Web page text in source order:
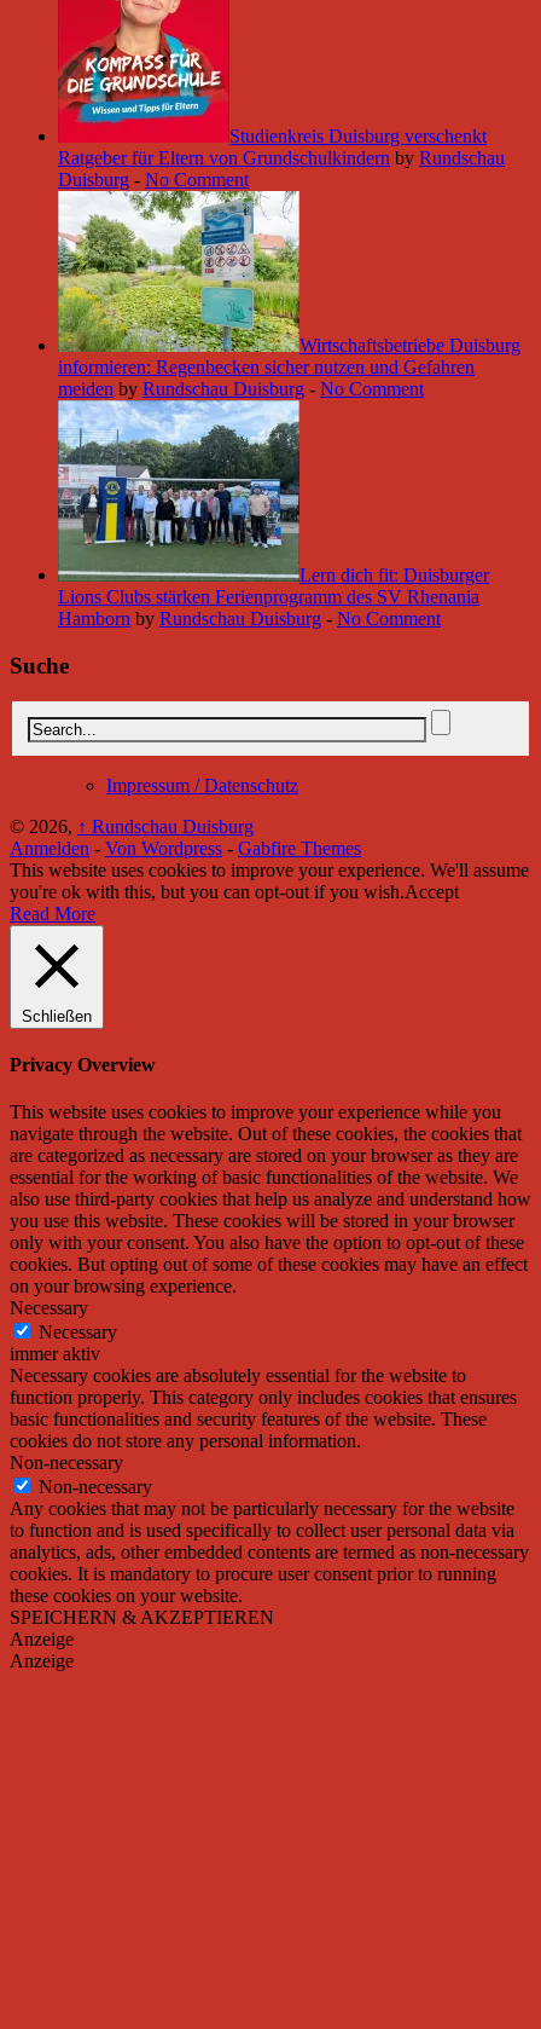
Studienkreis Duisburg verschenkt
Ratgeber für Eltern von Grundschulkindern by Rundschau
Duisburg - No Comment
Wirtschaftsbetriebe Duisburg
informieren: Regenbecken sicher nutzen und Gefahren
meiden by Rundschau Duisburg - No Comment
Lern dich fit: Duisburger
Lions Clubs stärken Ferienprogramm des SV Rhenania
Hamborn by Rundschau Duisburg - No Comment
Suche
Impressum / Datenschutz
© 2026, ↑ Rundschau Duisburg
Anmelden - Von Wordpress - Gabfire Themes
This website uses cookies to improve your experience. We'll assume
you're ok with this, but you can opt-out if you wish.Accept
Read More
Schließen
Privacy Overview
This website uses cookies to improve your experience while you
navigate through the website. Out of these cookies, the cookies that
are categorized as necessary are stored on your browser as they are
essential for the working of basic functionalities of the website. We
also use third-party cookies that help us analyze and understand how
you use this website. These cookies will be stored in your browser
only with your consent. You also have the option to opt-out of these
cookies. But opting out of some of these cookies may have an effect
on your browsing experience.
Necessary
Necessary
immer aktiv
Necessary cookies are absolutely essential for the website to
function properly. This category only includes cookies that ensures
basic functionalities and security features of the website. These
cookies do not store any personal information.
Non-necessary
Non-necessary
Any cookies that may not be particularly necessary for the website
to function and is used specifically to collect user personal data via
analytics, ads, other embedded contents are termed as non-necessary
cookies. It is mandatory to procure user consent prior to running
these cookies on your website.
SPEICHERN & AKZEPTIEREN
Anzeige
Anzeige